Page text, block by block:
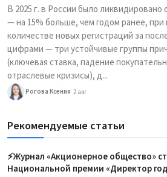
В 2025 г. в России было ликвидировано
— на 15% больше, чем годом ранее,
количестве новых регистраций за
цифрами — три устойчивые группы
(ключевая ставка, падение
отраслевые кризисы), д...
Рогова Ксения 2 авг
Рекомендуемые статьи
⚡️Журнал «Акционерное общество»
Национальной премии «Директор